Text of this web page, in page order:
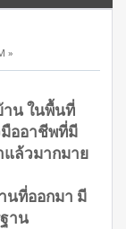
)
»
าน ในพื้นที่
ออาชีพที่มี
ล้วมากมาย
นที่ออกมา มี
าน